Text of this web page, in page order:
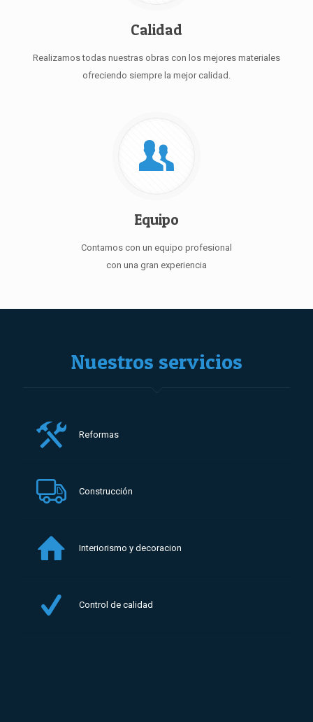
Calidad
Realizamos todas nuestras obras con los mejores materiales
ofreciendo siempre la mejor calidad.
Equipo
Contamos con un equipo profesional
con una gran experiencia
Nuestros servicios
Reformas
Construcción
Interiorismo y decoracion
Control de calidad